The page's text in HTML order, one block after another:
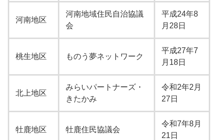
河南地区
河南地域住民自治協議
会
平成24年8
月28日
桃生地区 ものう夢ネットワーク
平成27年7
月18日
北上地区
みらいパートナーズ・
きたかみ
令和2年2月
27日
牡鹿地区 牡鹿住民協議会
令和7年8月
21日